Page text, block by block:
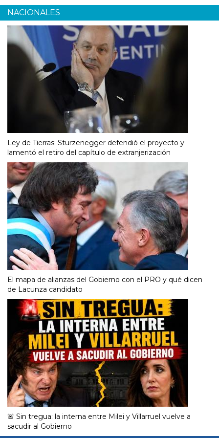
NACIONALES
Ley de Tierras: Sturzenegger defendió el proyecto y
lamentó el retiro del capítulo de extranjerización
El mapa de alianzas del Gobierno con el PRO y qué dicen
de Lacunza candidato
🚨 Sin tregua: la interna entre Milei y Villarruel vuelve a
sacudir al Gobierno